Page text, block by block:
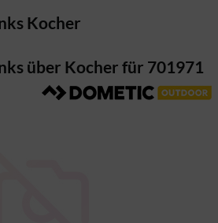
Kocher
über Kocher für 701971